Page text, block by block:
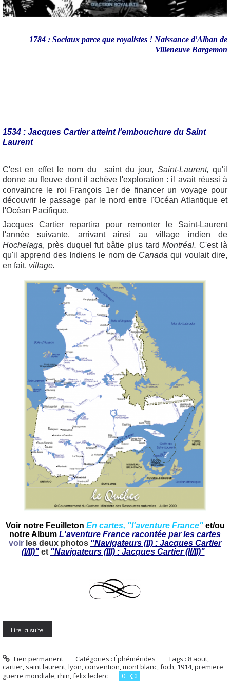
1784 : Sociaux parce que royalistes ! Naissance d'Alban de
Villeneuve Bargemon
1534 : Jacques Cartier atteint l'embouchure du Saint
Laurent
C'est en effet le nom du saint du jour, Saint-Laurent,qu'il
donne au fleuve dont il achève l'exploration : il avait réussi à
convaincre le roi François 1er de financer un voyage pour
découvrir le passage par le nord entre l'Océan Atlantique et
l'Océan Pacifique.
Jacques Cartier repartira pour remonter le Saint-Laurent
l'année suivante, arrivant ainsi au village indien de
Hochelaga, près duquel fut bâtie plus tardMontréal. C'est là
qu'il apprend des Indiens le nom de Canada qui voulait dire,
en fait, village.
Voir notre Feuilleton En cartes, "l'aventure France"et/ou
notre Album L'aventure France racontée par les cartes
voir les deux photos "Navigateurs (II) : Jacques Cartier
(I/II)" et "Navigateurs (III) : Jacques Cartier (II/II)"
Lire la suite
Lien permanent Catégories :Éphémérides Tags : 8 aout,
cartier, saint laurent,lyon,convention,mont blanc,foch, 1914,premiere
guerre mondiale,rhin,felix leclerc 0